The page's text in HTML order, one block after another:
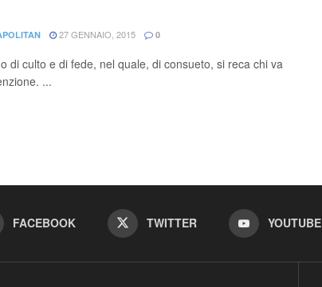
27 GENNAIO, 2015 0
di culto e di fede, nel quale, di consueto, si reca chi va
...
FACEBOOK TWITTER YOUTUBE